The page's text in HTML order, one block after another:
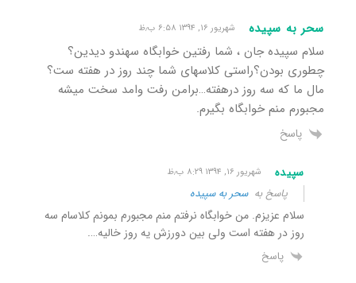
سحر به سپیده شهریور ۱۶, ۱۳۹۴ ۶:۵۸ ب٫ظ
سلام سپیده جان ، شما رفتین خوابگاه سهندو دیدین؟
چطوری بودن؟راستی کلاسهای شما چند روز در هفته ست؟
مال ما که سه روز درهفته…برامن رفت وامد سخت میشه
مجبورم منم خوابگاه بگیرم.
پاسخ
سپیده شهریور ۱۶, ۱۳۹۴ ۸:۲۹ ب٫ظ
پاسخ بهسحر به سپیده
سلام عزیزم. من خوابگاه نرفتم منم مجبورم بمونم کلاسام سه
روز در هفته است ولی بین دورزش یه روز خالیه….
پاسخ